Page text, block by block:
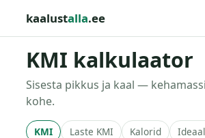
kaalustalla.ee
KMI kalkulaator
Sisesta pikkus ja kaal —
kohe.
KMI Laste KMI Kalorid